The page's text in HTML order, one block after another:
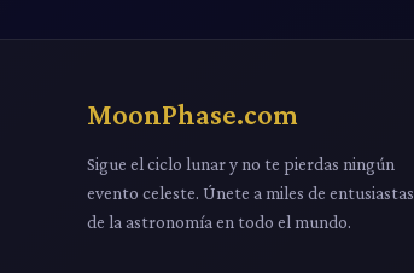
MoonPhase.com
Sigue el ciclo lunar y no te pierdas ningún
evento celeste. Únete a miles de entusiastas
de la astronomía en todo el mundo.